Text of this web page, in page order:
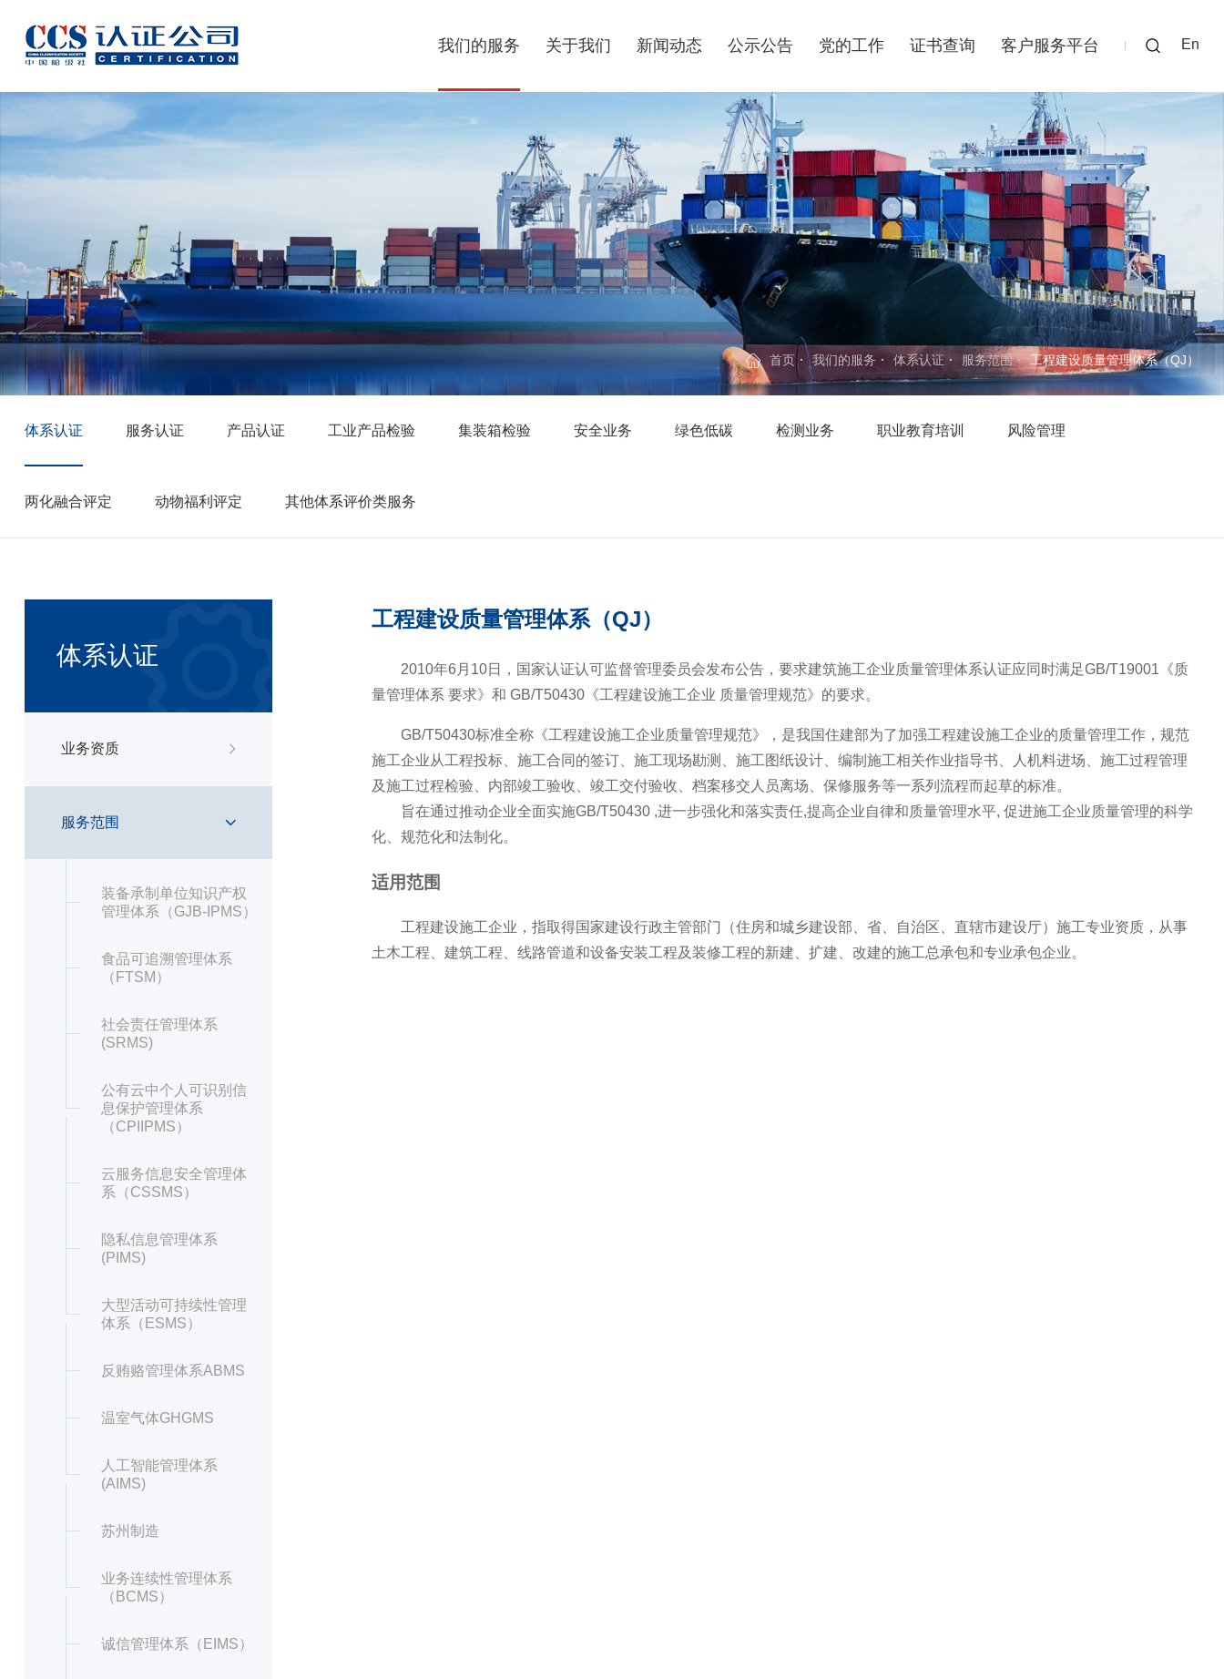
En
我们的服务 关于我们 新闻动态 公示公告 党的工作 证书查询 客户服务平台
首页 我们的服务 体系认证 服务范围 工程建设质量管理体系（QJ）
体系认证 服务认证 产品认证 工业产品检验 集装箱检验 安全业务 绿色低碳 检测业务 职业教育培训 风险管理
两化融合评定 动物福利评定 其他体系评价类服务
体系认证
业务资质
服务范围
装备承制单位知识产权
管理体系（GJB-IPMS）
食品可追溯管理体系
（FTSM）
社会责任管理体系
(SRMS)
公有云中个人可识别信
息保护管理体系
（CPIIPMS）
云服务信息安全管理体
系（CSSMS）
隐私信息管理体系
(PIMS)
大型活动可持续性管理
体系（ESMS）
反贿赂管理体系ABMS
温室气体GHGMS
人工智能管理体系
(AIMS)
苏州制造
业务连续性管理体系
（BCMS）
诚信管理体系（EIMS）
工程建设质量管理体系（QJ）
2010年6月10日，国家认证认可监督管理委员会发布公告，要求建筑施工企业质量管理体系认证应同时满足GB/T19001《质
量管理体系 要求》和 GB/T50430《工程建设施工企业 质量管理规范》的要求。
GB/T50430标准全称《工程建设施工企业质量管理规范》，是我国住建部为了加强工程建设施工企业的质量管理工作，规范
施工企业从工程投标、施工合同的签订、施工现场勘测、施工图纸设计、编制施工相关作业指导书、人机料进场、施工过程管理
及施工过程检验、内部竣工验收、竣工交付验收、档案移交人员离场、保修服务等一系列流程而起草的标准。
旨在通过推动企业全面实施GB/T50430 ,进一步强化和落实责任,提高企业自律和质量管理水平, 促进施工企业质量管理的科学
化、规范化和法制化。
适用范围
工程建设施工企业，指取得国家建设行政主管部门（住房和城乡建设部、省、自治区、直辖市建设厅）施工专业资质，从事
土木工程、建筑工程、线路管道和设备安装工程及装修工程的新建、扩建、改建的施工总承包和专业承包企业。